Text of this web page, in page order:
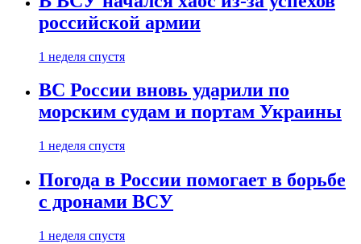
российской армии
1 неделя спустя
ВС России вновь ударили по
морским судам и портам Украины
1 неделя спустя
Погода в России помогает в борьбе
с дронами ВСУ
1 неделя спустя